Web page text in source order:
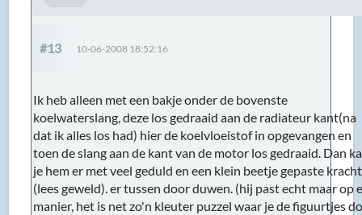
#13 10-06-2008 18:52:16
Ik heb alleen met een bakje onder de bovenste
koelwaterslang, deze los gedraaid aan de radiateur kant(na
dat ik alles los had) hier de koelvloeistof in opgevangen en
toen de slang aan de kant van de motor los gedraaid. Dan
je hem er met veel geduld en een klein beetje gepaste kracht
(lees geweld). er tussen door duwen. (hij past echt maar op
manier, het is net zo'n kleuter puzzel waar je de figuurtjes